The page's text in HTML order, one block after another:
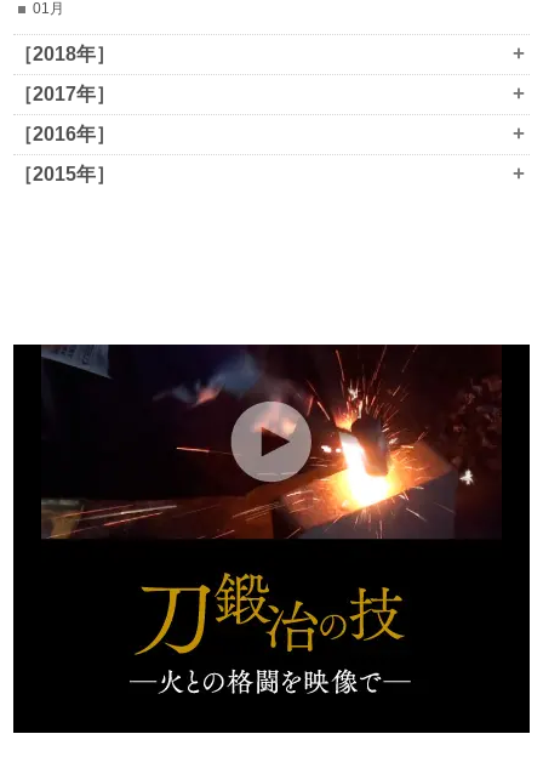
01月
［2018年］ +
［2017年］ +
［2016年］ +
［2015年］ +